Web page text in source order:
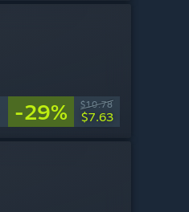
-29% $10.78
$7.63